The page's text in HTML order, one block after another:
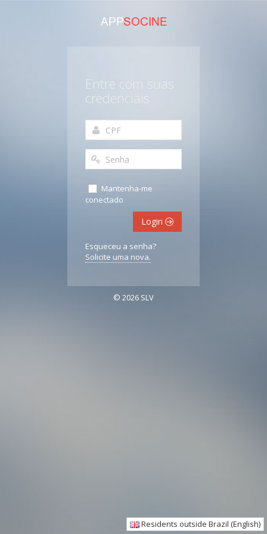
Entre com suas
credenciais
Mantenha-me
conectado
Login
Esqueceu a senha?
Solicite uma nova.
© 2026 SLV
Residents outside Brazil (English)